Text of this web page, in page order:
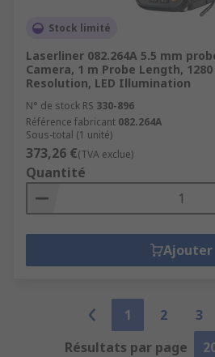
Stock limité
Laserliner 082.264A 5.5 mm
Camera, 1 m Probe Length,
Resolution, LED Illumination
N° de stock RS 330-896
Référence fabricant 082.264A
Sous-total (1 unité)
373,26 €(TVA exclue)
Quantité
Ajouter
1 2 3
Résultats par page